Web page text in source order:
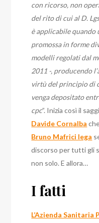
con ricorso, non
del rito di cui al D.
è applicabile quando
promossa in forme
modelli regolati dal
2011 -, producendo
virtù del principio di
venga depositato
cpc”. Inizia così il
Davide Cornalba
Bruno Mafrici lega
discorso per tutti gli
non solo. E allora…
I fatti
L’Azienda Sanitaria